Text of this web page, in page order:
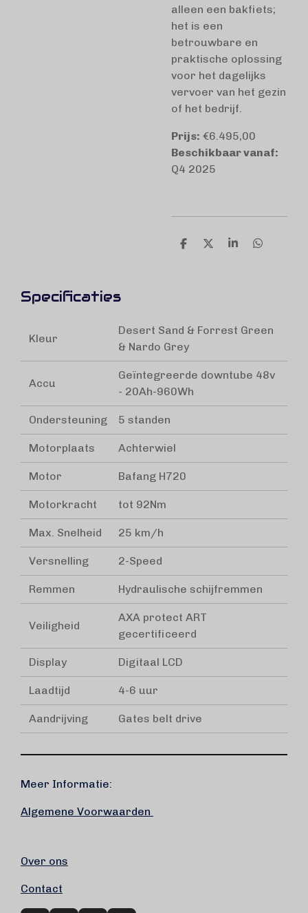
alleen een bakfiets;
het is een
betrouwbare en
praktische oplossing
voor het dagelijks
vervoer van het gezin
of het bedrijf.
Prijs: €6.495,00
Beschikbaar vanaf:
Q4 2025
D
D
S
D
Specificaties
Kleur
Desert Sand & Forrest Green
& Nardo Grey
Accu
Geïntegreerde downtube 48v
- 20Ah-960Wh
Ondersteuning 5 standen
Motorplaats Achterwiel
Motor Bafang H720
Motorkracht tot 92Nm
Max. Snelheid 25 km/h
Versnelling 2-Speed
Remmen Hydraulische schijfremmen
Veiligheid
AXA protect ART
gecertificeerd
Display Digitaal LCD
Laadtijd 4-6 uur
Aandrijving Gates belt drive
Meer Informatie:
Algemene Voorwaarden
Over ons
Contact